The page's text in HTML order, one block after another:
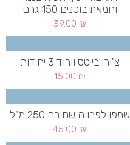
וחמאת בוטנים 150 גרם
39.00 ₪
צ'ורו בייטס וורוד 3 יחידות
15.00 ₪
שמפו לפרווה שחורה 250 מ"ל
45.00 ₪